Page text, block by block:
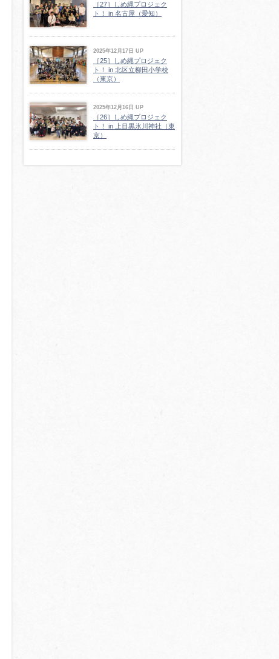
［27］しめ縄プロジェク
ト！ in 名古屋（愛知）
2025年12月17日 UP
［25］しめ縄プロジェク
ト！ in 北区立柳田小学校
（東京）
2025年12月16日 UP
［26］しめ縄プロジェク
ト！ in 上目黒氷川神社（東
京）